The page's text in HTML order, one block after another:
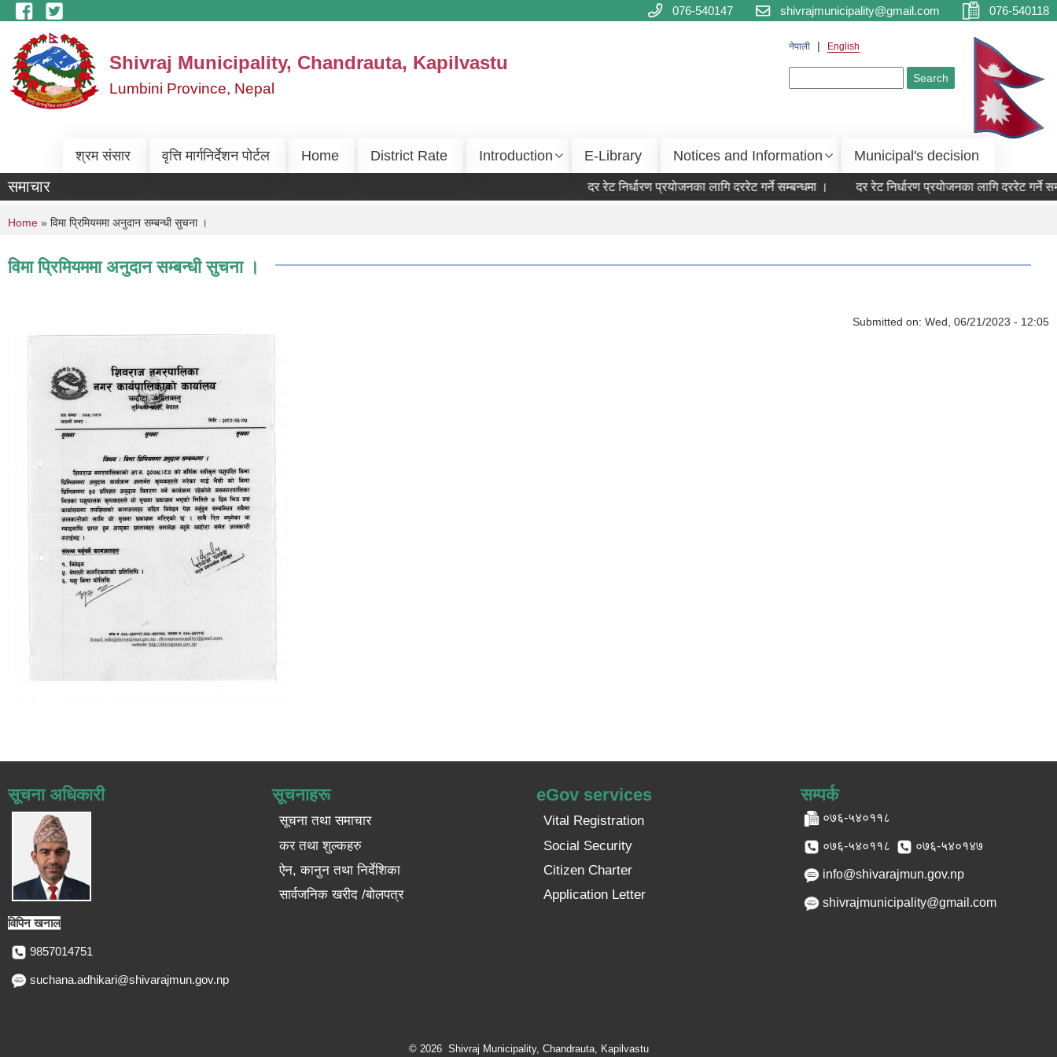
Skip to main content 076-540147 shivrajmunicipality@gmail.com 076-540118
Shivraj Municipality, Chandrauta, Kapilvastu
Lumbini Province, Nepal
नेपाली English
श्रम संसार वृत्ति मार्गनिर्देशन पोर्टल Home District Rate Introduction E-Library Notices and Information Municipal's decision
समाचार दर रेट निर्धारण प्रयोजनका लागि दररेट गर्ने सम्बन्धमा । दर रेट निर्धारण प्रयोजनका लागि दररेट गर्ने
You are here
Home » विमा प्रिमियममा अनुदान सम्बन्धी सुचना ।
विमा प्रिमियममा अनुदान सम्बन्धी सुचना ।
Submitted on: Wed, 06/21/2023 - 12:05
सूचना अधिकारी
विपिन खनाल
9857014751
suchana.adhikari@shivarajmun.gov.np
सूचनाहरू
सूचना तथा समाचार
कर तथा शुल्कहरु
ऐन, कानुन तथा निर्देशिका
सार्वजनिक खरीद /बोलपत्र
eGov services
Vital Registration
Social Security
Citizen Charter
Application Letter
सम्पर्क
०७६-५४०११८
०७६-५४०११८ ०७६-५४०१४७
info@shivarajmun.gov.np
shivrajmunicipality@gmail.com
© 2026 Shivraj Municipality, Chandrauta, Kapilvastu